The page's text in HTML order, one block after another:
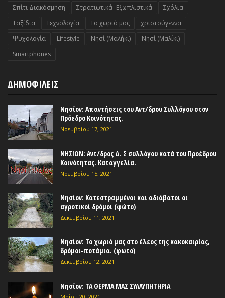
Σπίτι Διακόσμηση
Στρατιωτικά- Εξωπλιστικά
Σχόλια
Ταξίδια
Τεχνολογία Το χωριό μας
χριστούγεννα
Ψυχολογία
Lifestyle Nησί (Μαλήκι)
Nησί (Μαλίκι)
Smartphones
ΔΗΜΟΦΙΛΕΙΣ
Νησίον: Απαντήσεις του Αντ/δρου Συλλόγου στον
Πρόεδρο Κοινότητας.
Νοεμβρίου 17, 2021
ΝΗΣΙΟΝ: Αντ/δρος Δ. Σ συλλόγου κατά του Προέδρου
Κοινότητας. Καταγγελία.
Νοεμβρίου 15, 2021
Νησίον: Κατεστραμμένοι και αδιάβατοι οι
αγροτικοί δρόμοι (φώτο)
Δεκεμβρίου 11, 2021
Νησίον: Το χωριό μας στο έλεος της κακοκαιρίας,
δρόμοι-ποτάμια. (φωτο)
Δεκεμβρίου 12, 2021
Νησίον: ΤΑ ΘΕΡΜΑ ΜΑΣ ΣΥΛΛΥΠΗΤΗΡΙΑ